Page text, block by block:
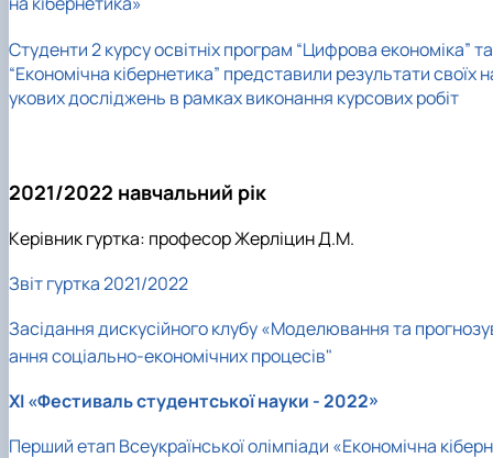
Студенти 2 курсу освітніх програм “Цифрова економіка” та
“Економічна кібернетика” представили результати своїх
укових досліджень в рамках виконання курсових робіт
2021/2022 навчальний рік
Керівник гуртка: професор Жерліцин Д.М.
Звіт гуртка 2021/2022
Засідання дискусійного клубу «Моделювання та
ання соціально-економічних процесів"
ХІ «Фестиваль студентської науки - 2022»
Перший етап Всеукраїнської олімпіади «Економічна кіберн